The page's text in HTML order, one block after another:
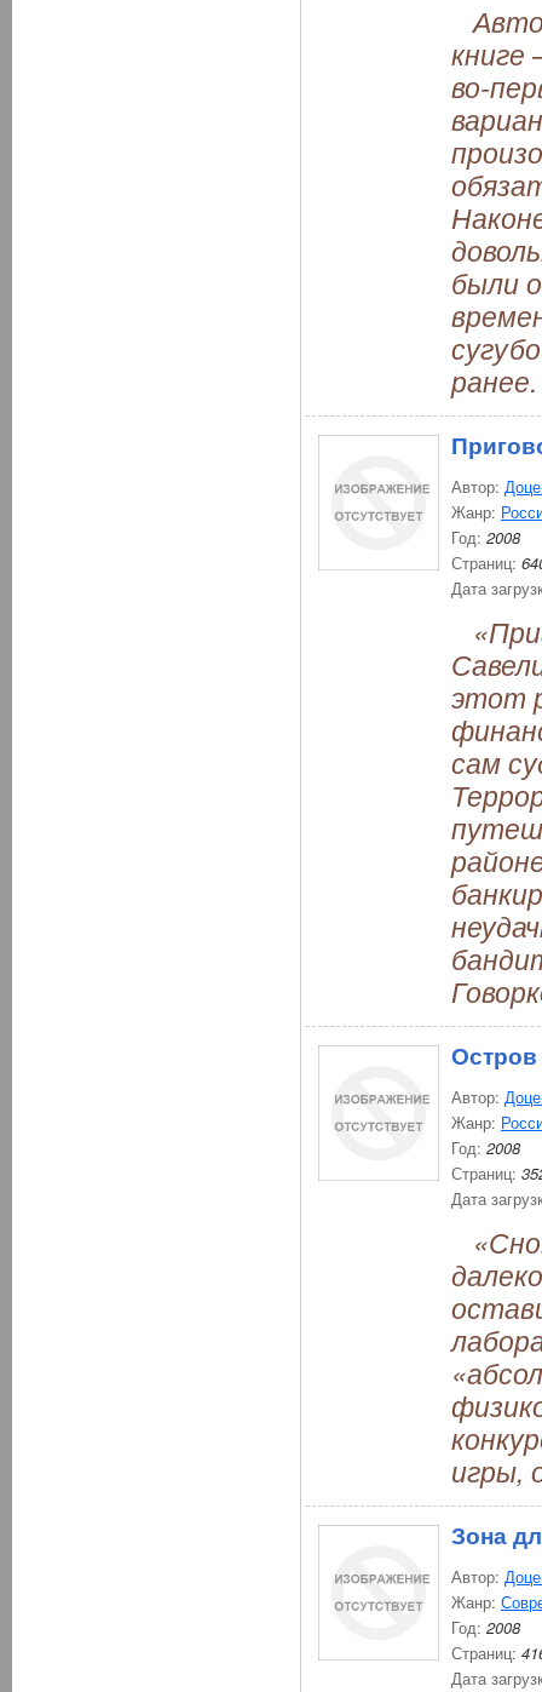
книге
во-
были
ранее.
Автор:
Жанр:
Год: 2008
Страниц:
Дата
этот
сам
Автор:
Жанр:
Год: 2008
Страниц:
Дата
игры,
Зона
Автор:
Жанр:
Год: 2008
Страниц:
Дата